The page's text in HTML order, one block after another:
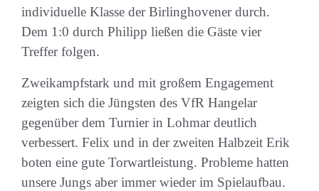
individuelle Klasse der Birlinghovener durch.
Dem 1:0 durch Philipp ließen die Gäste vier
Treffer folgen.
Zweikampfstark und mit großem Engagement
zeigten sich die Jüngsten des VfR Hangelar
gegenüber dem Turnier in Lohmar deutlich
verbessert. Felix und in der zweiten Halbzeit Erik
boten eine gute Torwartleistung. Probleme hatten
unsere Jungs aber immer wieder im Spielaufbau.